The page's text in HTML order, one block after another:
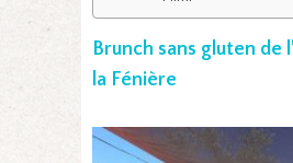
Brunch sans gluten de
la Fénière